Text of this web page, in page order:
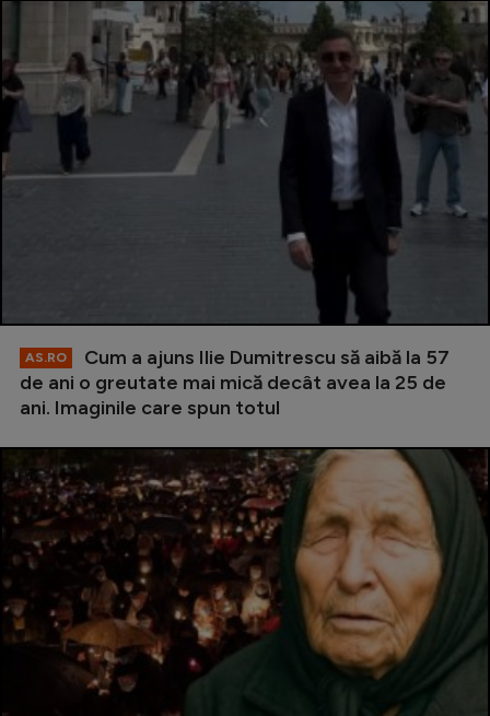
AS.RO
Cum a ajuns Ilie Dumitrescu să aibă la 57
de ani o greutate mai mică decât avea la 25 de
ani. Imaginile care spun totul